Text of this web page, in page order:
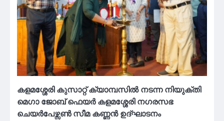
കളമശ്ശേരി കുസാറ്റ് ക്യാമ്പസിൽ നടന്ന നിയുക്തി
മെഗാ ജോബ് ഫെയർ കളമശ്ശേരി നഗരസഭ
ചെയർപേഴ്സൺ സീമ കണ്ണൻ ഉദ്ഘാടനം